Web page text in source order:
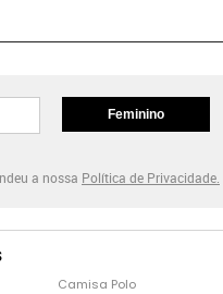
Feminino
a nossa Política de Privacidade.
Camisa Polo